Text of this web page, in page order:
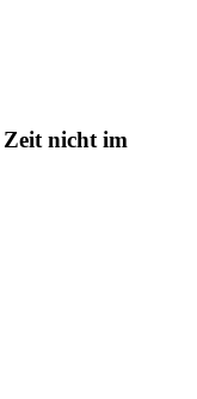
Zeit nicht im